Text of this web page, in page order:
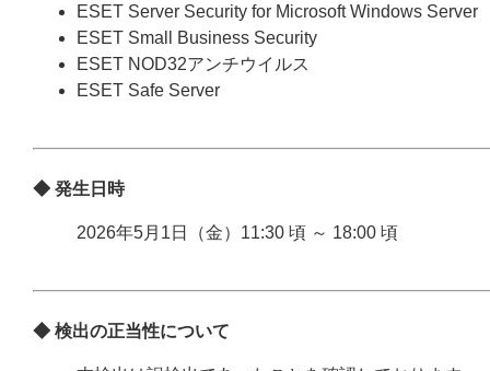
ESET Server Security for Microsoft Windows Server
ESET Small Business Security
ESET NOD32アンチウイルス
ESET Safe Server
◆ 発生日時
2026年5月1日（金）11:30 頃 ～ 18:00 頃
◆ 検出の正当性について